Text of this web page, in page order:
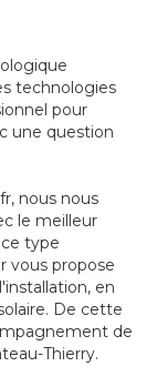
technologies
pour
une question
nous nous
le meilleur
type
vous propose
en
De cette
de
Thierry.